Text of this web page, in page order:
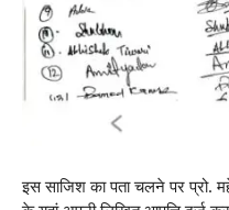
इस साजिश का पता चलने पर प्रो.